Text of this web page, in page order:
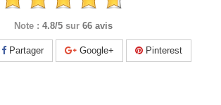
Note : 4.8/5 sur 66 avis
Partager Google+ Pinterest